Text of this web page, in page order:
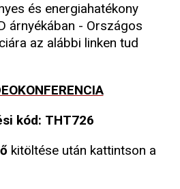
és energiahatékony
árnyékában - Országos
az alábbi linken tud
kód: THT726
kitöltése után kattintson a